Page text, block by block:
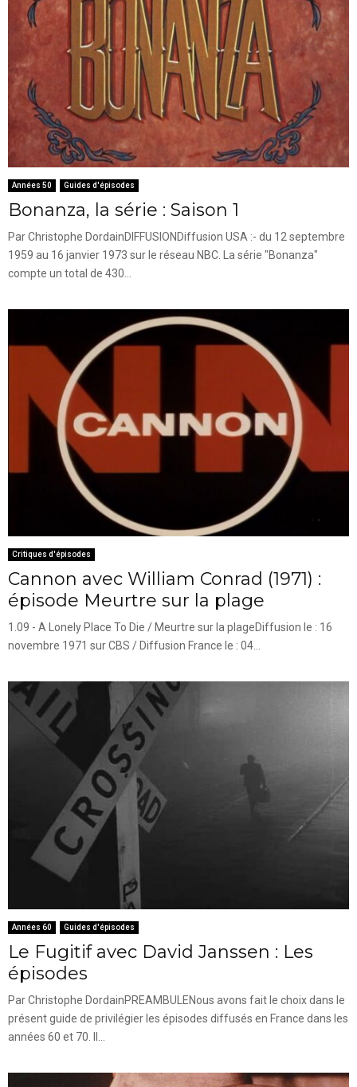
Années 50 Guides d'épisodes
Bonanza, la série : Saison 1
Par Christophe DordainDIFFUSIONDiffusion USA :- du 12 septembre
1959 au 16 janvier 1973 sur le réseau NBC. La série "Bonanza"
compte un total de 430...
Critiques d'épisodes
Cannon avec William Conrad (1971) :
épisode Meurtre sur la plage
1.09 - A Lonely Place To Die / Meurtre sur la plageDiffusion le : 16
novembre 1971 sur CBS / Diffusion France le : 04...
Années 60 Guides d'épisodes
Le Fugitif avec David Janssen : Les
épisodes
Par Christophe DordainPREAMBULENous avons fait le choix dans le
présent guide de privilégier les épisodes diffusés en France dans les
années 60 et 70. Il...